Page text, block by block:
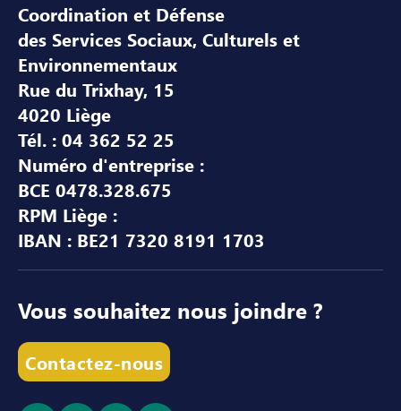
Coordination et Défense
des Services Sociaux, Culturels et
Environnementaux
Rue du Trixhay, 15
4020 Liège
Tél. : 04 362 52 25
Numéro d'entreprise :
BCE 0478.328.675
RPM Liège :
IBAN : BE21 7320 8191 1703
Vous souhaitez nous joindre ?
Contactez-nous